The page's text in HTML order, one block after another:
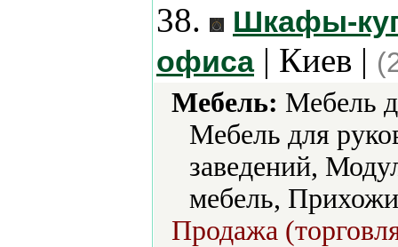
38.
Шкафы-
офиса| Киев |
Мебель: Мебель
Мебель для
заведений,
мебель,
Продажа